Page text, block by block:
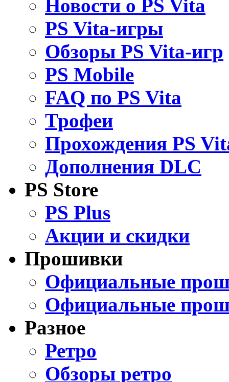
Новости о PS Vita
PS Vita-игры
Обзоры PS Vita-игр
PS Mobile
FAQ по PS Vita
Трофеи
Прохождения PS
Дополнения DLC
PS Store
PS Plus
Акции и скидки
Прошивки
Официальные
Официальные
Разное
Ретро
Обзоры ретро